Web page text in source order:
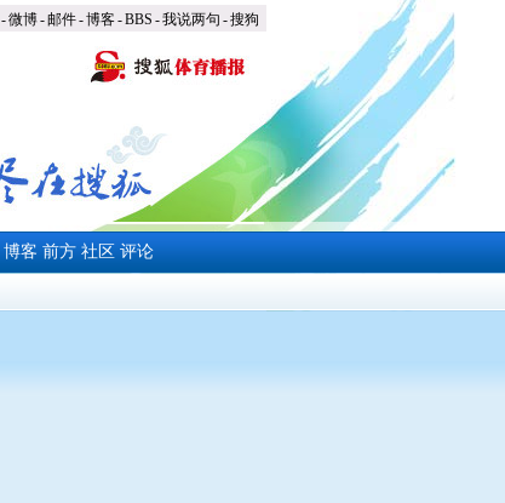
-微博-邮件-博客-BBS -我说两句 -搜狗
博客 前方 社区 评论